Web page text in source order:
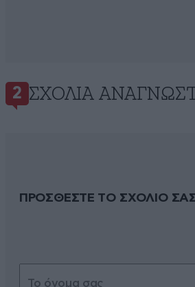
2 ΣΧΌΛΙΑ
ΠΡΟΣΘΕΣΤΕ ΤΟ ΣΧΟΛΙΟ